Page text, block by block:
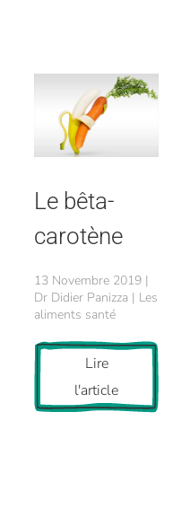
Le bêta-
carotène
13 Novembre 2019 |
Dr Didier Panizza | Les
aliments santé
Lire
l'article